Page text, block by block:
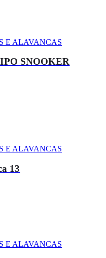
E ALAVANCAS
SNOOKER
E ALAVANCAS
13
E ALAVANCAS